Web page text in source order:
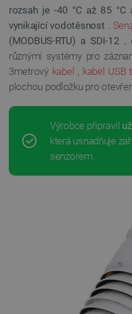
rozsah je -40 °C až 85
vynikající vodotěsnost
(MODBUS-RTU) a SDI-12 ,
různými systémy pro
3metrový kabel , kabel USB
plochou podložku pro
Výrobce připravil
která usnadňuje
senzorem.